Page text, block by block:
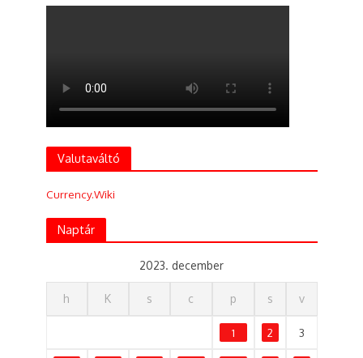
Valutaváltó
Currency.Wiki
Naptár
2023. december
h K s c p s v
1 2 3